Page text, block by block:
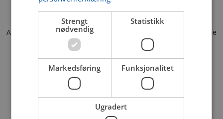
Application error: a client-side exception has occurred (see the
browser console for more information).
Strengt
nødvendig
Statistikk
Markedsføring Funksjonalitet
Ugradert